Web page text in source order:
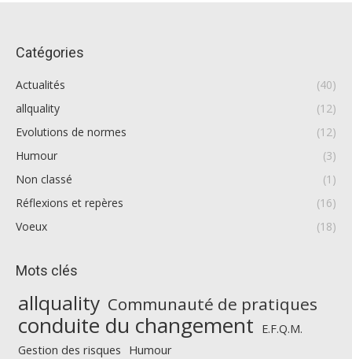
Catégories
Actualités
(40)
allquality
(12)
Evolutions de normes
(12)
Humour
(3)
Non classé
(1)
Réflexions et repères
(16)
Voeux
(18)
Mots clés
allquality Communauté de pratiques
conduite du changement
E.F.Q.M.
Gestion des risques
Humour